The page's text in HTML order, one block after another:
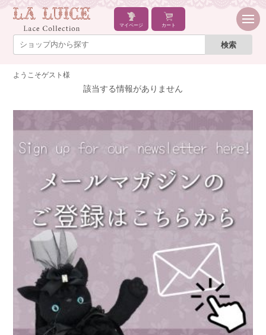
マイページ カート
ようこそゲスト様
該当する情報がありません